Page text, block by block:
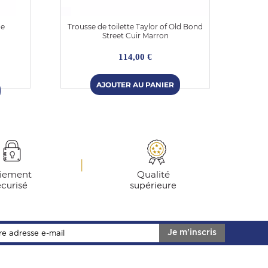
Trousse de toilette Taylor of Old Bond
Street Cuir Marron
114,00 €
Qualité
supérieure
Je m'inscris